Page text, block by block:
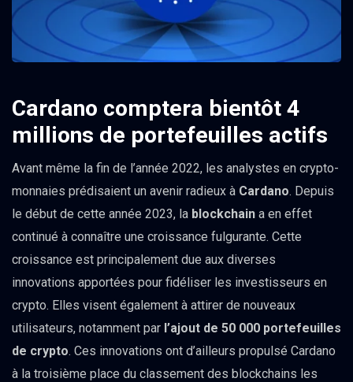
Cardano comptera bientôt 4
millions de portefeuilles actifs
Avant même la fin de l’année 2022, les analystes en crypto-
monnaies prédisaient un avenir radieux à Cardano. Depuis
le début de cette année 2023, la blockchain a en effet
continué à connaître une croissance fulgurante. Cette
croissance est principalement due aux diverses
innovations apportées pour fidéliser les investisseurs en
crypto. Elles visent également à attirer de nouveaux
utilisateurs, notamment par l’ajout de 50 000 portefeuilles
de crypto. Ces innovations ont d’ailleurs propulsé Cardano
à la troisième place du classement des blockchains les